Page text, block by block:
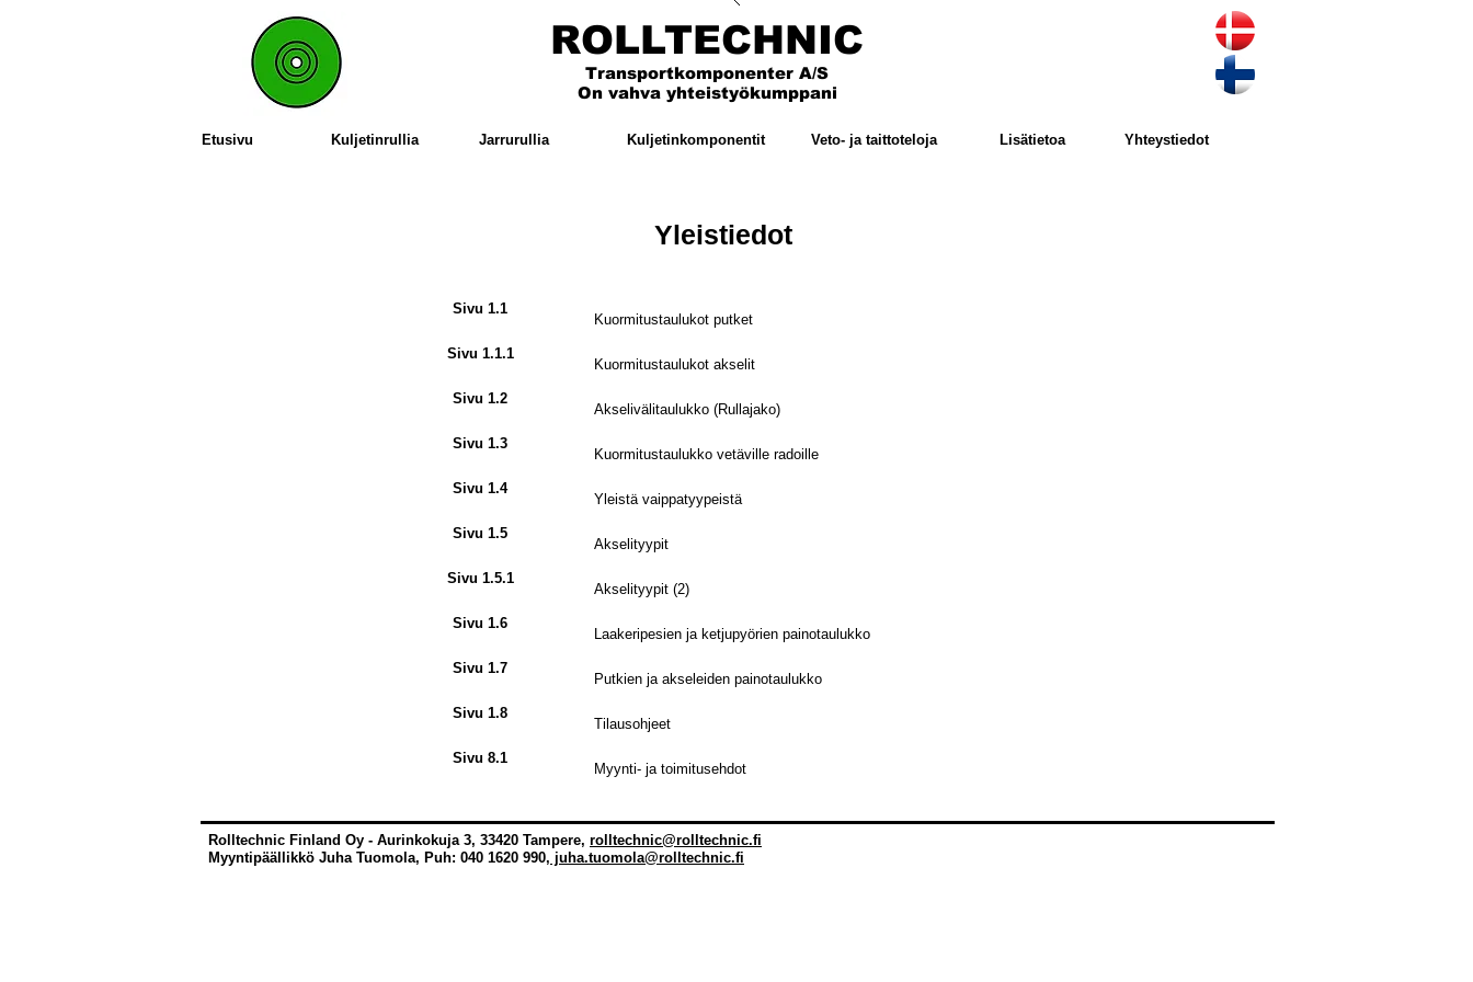
ROLLTECHNIC
Transportkomponenter A/S
On vahva yhteistyökumppani
Etusivu Kuljetinrullia Jarrurullia Kuljetinkomponentit Veto- ja taittoteloja Lisätietoa Yhteystiedot
Yleistiedot
Sivu 1.1
Kuormitustaulukot putket
Sivu 1.1.1
Kuormitustaulukot akselit
Sivu 1.2
Akselivälitaulukko (Rullajako)
Sivu 1.3
Kuormitustaulukko vetäville radoille
Sivu 1.4
Yleistä vaippatyypeistä
Sivu 1.5
Akselityypit
Sivu 1.5.1
Akselityypit (2)
Sivu 1.6
Laakeripesien ja ketjupyörien painotaulukko
Sivu 1.7
Putkien ja akseleiden painotaulukko
Sivu 1.8
Tilausohjeet
Sivu 8.1
Myynti- ja toimitusehdot
Rolltechnic Finland Oy - Aurinkokuja 3, 33420 Tampere, rolltechnic@rolltechnic.fi
Myyntipäällikkö Juha Tuomola, Puh: 040 1620 990, juha.tuomola@rolltechnic.fi